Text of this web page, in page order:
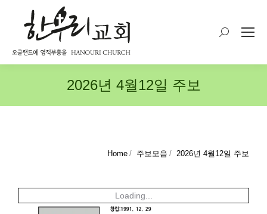
Search:
2026년 4월12일 주보
Home 주보모음 2026년 4월12일 주보
Loading...